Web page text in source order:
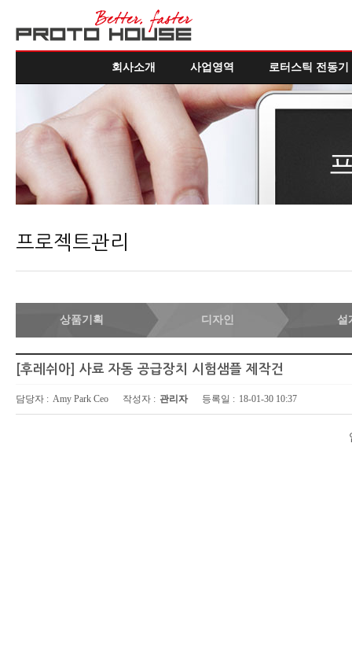
회사소개 사업영역 로터스틱 전동기
프로젝트관리
상품기획 디자인 설
[후레쉬아] 사료 자동 공급장치 시험샘플 제작건
담당자 : Amy Park Ceo 작성자 : 관리자 등록일 : 18-01-30 10:37